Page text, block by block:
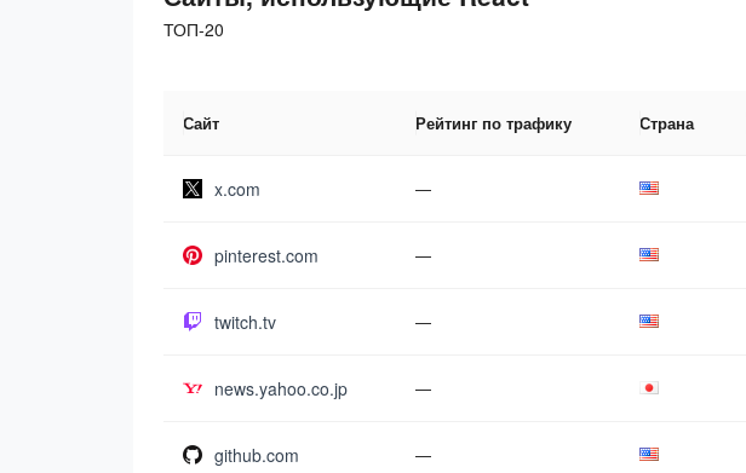
ТОП-20
Сайт Рейтинг по трафику Страна
x.com —
pinterest.com —
twitch.tv —
news.yahoo.co.jp —
github.com —